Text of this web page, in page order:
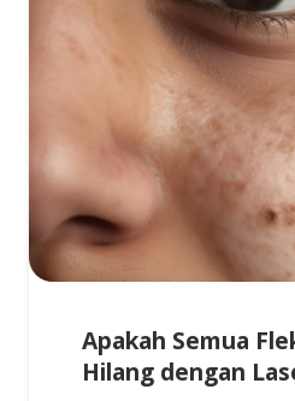
Apakah Semua
Hilang dengan